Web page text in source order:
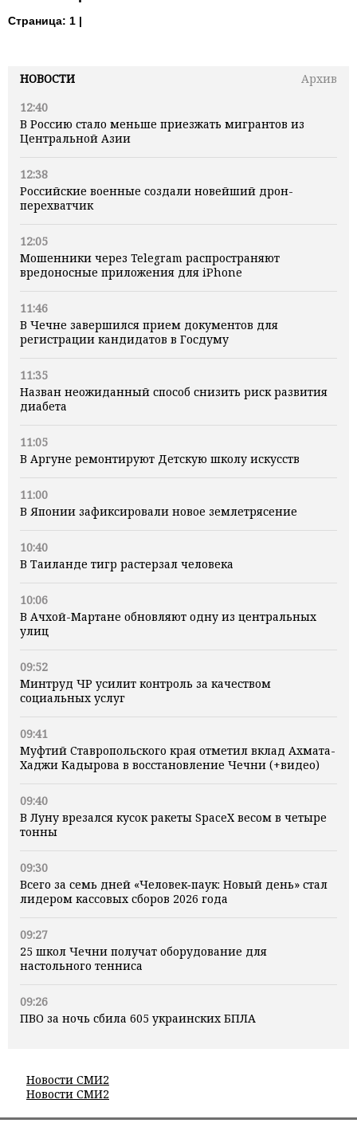
НОВОСТИ
Архив
12:40
В Россию стало меньше приезжать мигрантов из
Центральной Азии
12:38
Российские военные создали новейший дрон-
перехватчик
12:05
Мошенники через Telegram распространяют
вредоносные приложения для iPhone
11:46
В Чечне завершился прием документов для
регистрации кандидатов в Госдуму
11:35
Назван неожиданный способ снизить риск развития
диабета
11:05
В Аргуне ремонтируют Детскую школу искусств
11:00
В Японии зафиксировали новое землетрясение
10:40
В Таиланде тигр растерзал человека
10:06
В Ачхой-Мартане обновляют одну из центральных
улиц
09:52
Минтруд ЧР усилит контроль за качеством
социальных услуг
09:41
Муфтий Ставропольского края отметил вклад Ахмата-
Хаджи Кадырова в восстановление Чечни (+видео)
09:40
В Луну врезался кусок ракеты SpaceX весом в четыре
тонны
09:30
Всего за семь дней «Человек‑паук: Новый день» стал
лидером кассовых сборов 2026 года
09:27
25 школ Чечни получат оборудование для
настольного тенниса
09:26
ПВО за ночь сбила 605 украинских БПЛА
Новости СМИ2
Новости СМИ2
Страница: 1 |